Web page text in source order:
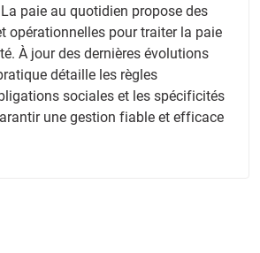
paie au quotidien propose des
opérationnelles pour traiter la paie
À jour des dernières évolutions
détaille les règles
sociales et les spécificités
une gestion fiable et efficace